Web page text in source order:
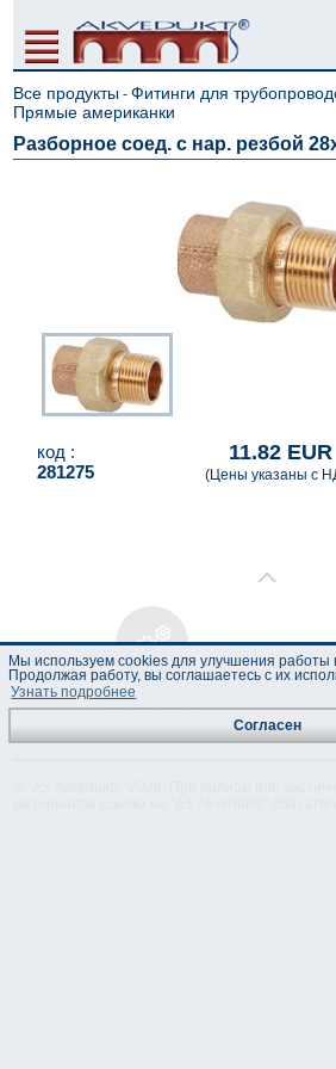
Все продукты -Фитинги для
Прямые американки
Разборное соед. с нар. резбой
код :
281275
11.82 EUR
(Цены указаны с
Техническая
спецификация
Мы используем cookies для улучшения работы
Продолжая работу, вы соглашаетесь с их
Узнать подробнее
Согласен